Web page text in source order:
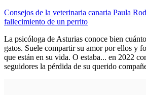
Consejos de la veterinaria canaria Paula
fallecimiento de un perrito
La psicóloga de Asturias conoce bien
gatos. Suele compartir su amor por ellos y
que están en su vida. O estaba... en 2022
seguidores la pérdida de su querido